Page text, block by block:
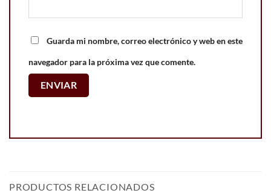
Guarda mi nombre, correo electrónico y web en este
navegador para la próxima vez que comente.
PRODUCTOS RELACIONADOS